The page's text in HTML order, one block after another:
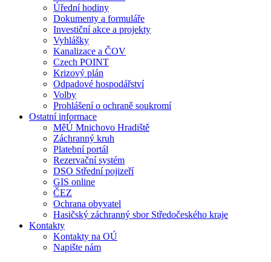
Úřední hodiny
Dokumenty a formuláře
Investiční akce a projekty
Vyhlášky
Kanalizace a ČOV
Czech POINT
Krizový plán
Odpadové hospodářství
Volby
Prohlášení o ochraně soukromí
Ostatní informace
MěÚ Mnichovo Hradiště
Záchranný kruh
Platební portál
Rezervační systém
DSO Střední pojizeří
GIS online
ČEZ
Ochrana obyvatel
Hasičský záchranný sbor Středočeského kraje
Kontakty
Kontakty na OÚ
Napište nám